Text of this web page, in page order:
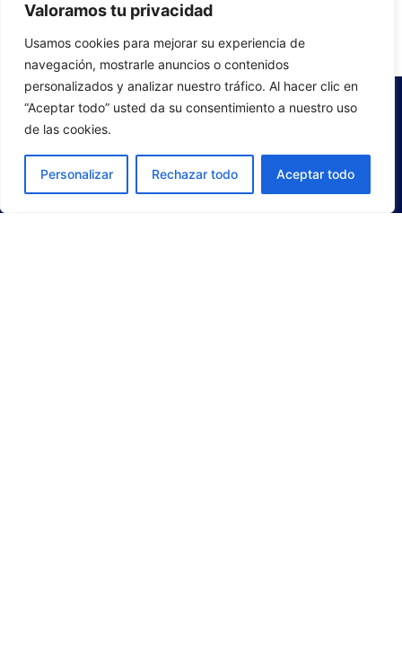
Valoramos tu privacidad
Usamos cookies para mejorar su experiencia de
navegación, mostrarle anuncios o contenidos
personalizados y analizar nuestro tráfico. Al hacer clic en
“Aceptar todo” usted da su consentimiento a nuestro uso
de las cookies.
Personalizar Rechazar todo Aceptar todo